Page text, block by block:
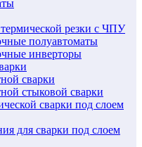
резки с ЧПУ
полуавтоматы
инверторы
сварки
стыковой сварки
сварки под слоем
для сварки под слоем